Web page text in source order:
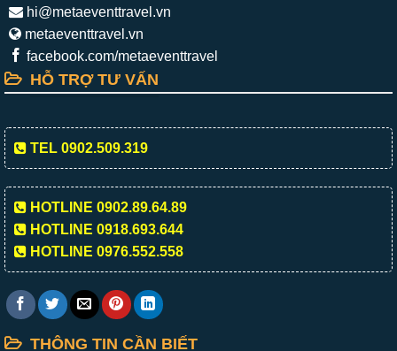
hi@metaeventtravel.vn
metaeventtravel.vn
facebook.com/metaeventtravel
HỖ TRỢ TƯ VẤN
TEL 0902.509.319
HOTLINE 0902.89.64.89
HOTLINE 0918.693.644
HOTLINE 0976.552.558
THÔNG TIN CẦN BIẾT